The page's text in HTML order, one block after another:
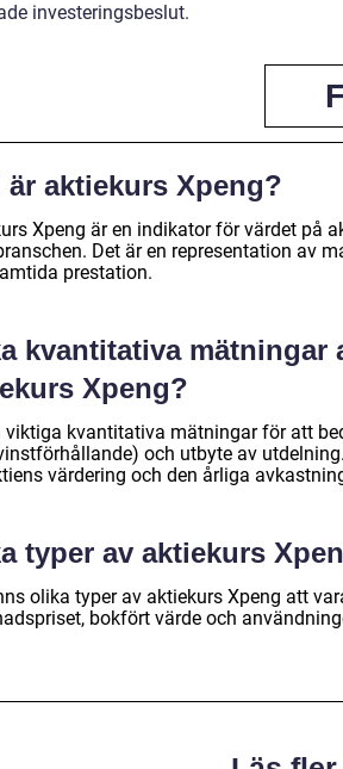
investeringsbeslut.
är aktiekurs Xpeng?
Xpeng är en indikator för värdet på
Det är en representation av
prestation.
kvantitativa mätningar
Xpeng?
viktiga kvantitativa mätningar för att
och utbyte av
värdering och den årliga
typer av aktiekurs
olika typer av aktiekurs Xpeng att
bokfört värde och